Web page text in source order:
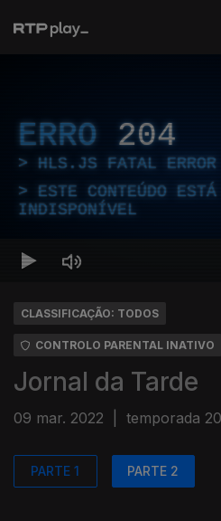
ERRO 204
HLS.JS FATAL ERROR
ESTE CONTEÚDO
INDISPONÍVEL
CLASSIFICAÇÃO: TODOS
CONTROLO PARENTAL INATIVO
Jornal da Tarde
09 mar. 2022 temporada
PARTE 1 PARTE 2